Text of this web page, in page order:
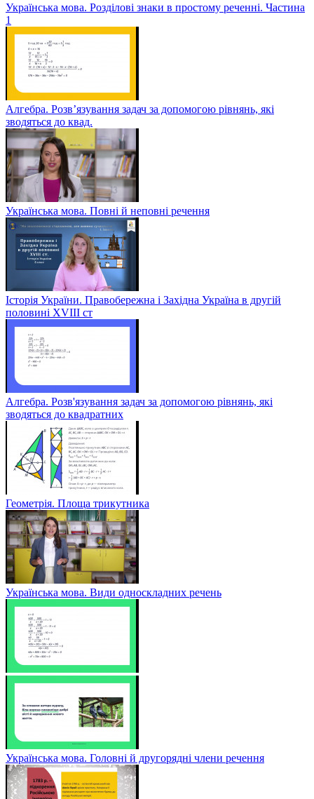
Українська мова. Розділові знаки в простому реченні. Частина
1
Алгебра. Розв’язування задач за допомогою рівнянь, які
зводяться до квад.
Українська мова. Повні й неповні речення
Історія України. Правобережна і Західна Україна в другій
половині XVIII ст
Алгебра. Розв'язування задач за допомогою рівнянь, які
зводяться до квадратних
Геометрія. Площа трикутника
Українська мова. Види односкладних речень
Українська мова. Головні й другорядні члени речення